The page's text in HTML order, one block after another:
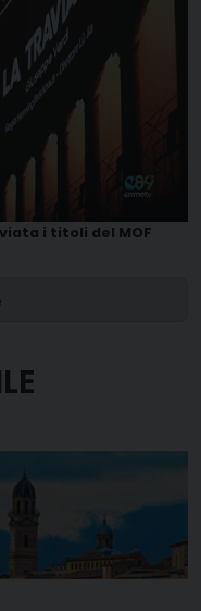
i titoli del MOF